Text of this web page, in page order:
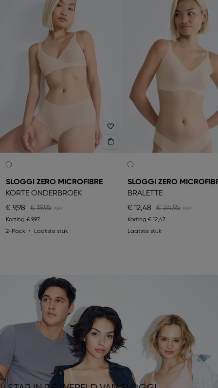
SLOGGI ZERO MICROFIBRE
KORTE ONDERBROEK
€ 9,98
€ 19,95
Korting € 9,97
2-Pack
Laatste stuk
SLOGGI ZERO
BRALETTE
€ 12,48
€ 24,95
Korting € 12,47
Laatste stuk